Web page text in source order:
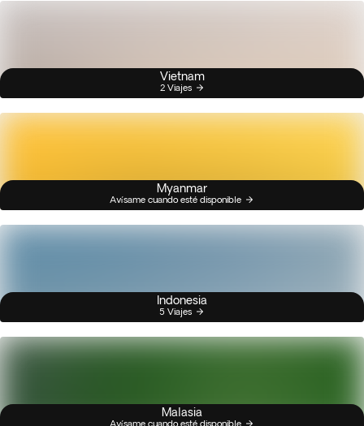
Vietnam
2 Viajes
Myanmar
Avísame cuando esté disponible
Indonesia
5 Viajes
Malasia
Avísame cuando esté disponible